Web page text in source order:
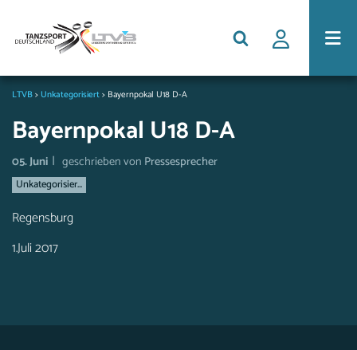
LTVB> Unkategorisiert> Bayernpokal U18 D-A
Bayernpokal U18 D-A
05. Juni | geschrieben von Pressesprecher
Unkategorisier...
Regensburg
1.Juli 2017